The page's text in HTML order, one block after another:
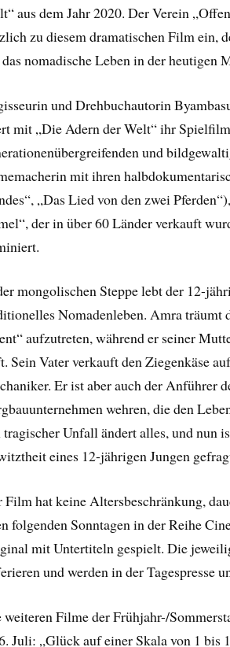
aus dem Jahr 2020. Der Verein
zu diesem dramatischen Film ein,
nomadische Leben in der heutigen
und Drehbuchautorin
mit „Die Adern der Welt“ ihr
und
mit ihren
„Das Lied von den zwei
der in über 60 Länder verkauft
mongolischen Steppe lebt der 12-
Nomadenleben. Amra träumt
aufzutreten, während er seiner
Sein Vater verkauft den Ziegenkäse
Er ist aber auch der Anführer
wehren, die den
Unfall ändert alles, und nun
eines 12-jährigen Jungen
Film hat keine Altersbeschränkung,
folgenden Sonntagen in der Reihe
mit Untertiteln gespielt. Die
und werden in der Tagespresse
weiteren Filme der Frühjahr-/
Juli: „Glück auf einer Skala von 1 bis